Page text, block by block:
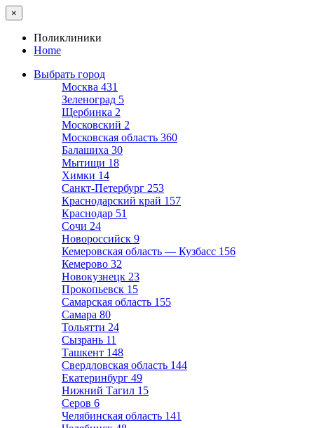
×
Поликлиники
Home
Выбрать город
Москва 431
Зеленоград 5
Щербинка 2
Московский 2
Московская область 360
Балашиха 30
Мытищи 18
Химки 14
Санкт-Петербург 253
Краснодарский край 157
Краснодар 51
Сочи 24
Новороссийск 9
Кемеровская область — Кузбасс 156
Кемерово 32
Новокузнецк 23
Прокопьевск 15
Самарская область 155
Самара 80
Тольятти 24
Сызрань 11
Ташкент 148
Свердловская область 144
Екатеринбург 49
Нижний Тагил 15
Серов 6
Челябинская область 141